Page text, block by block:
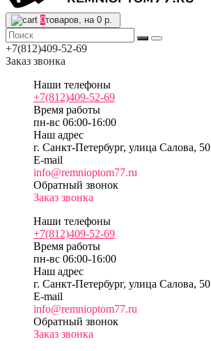
0товаров, на 0 р.
+7(812)409-52-69
Заказ звонка
Наши телефоны
+7(812)409-52-69
Время работы
пн-вс 06:00-16:00
Наш адрес
г. Санкт-Петербург, улица Салова, 50
E-mail
info@remnioptom77.ru
Обратный звонок
Заказ звонка
Наши телефоны
+7(812)409-52-69
Время работы
пн-вс 06:00-16:00
Наш адрес
г. Санкт-Петербург, улица Салова, 50
E-mail
info@remnioptom77.ru
Обратный звонок
Заказ звонка